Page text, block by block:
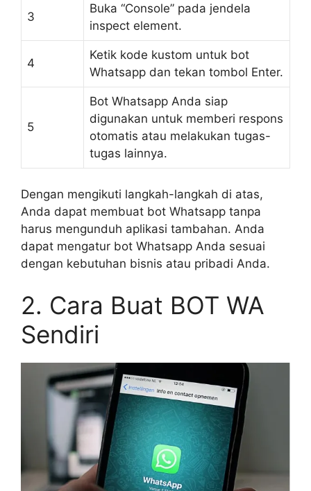
3
Buka “Console” pada jendela
inspect element.
4
Ketik kode kustom untuk bot
Whatsapp dan tekan tombol Enter.
5
Bot Whatsapp Anda siap
digunakan untuk memberi respons
otomatis atau melakukan tugas-
tugas lainnya.
Dengan mengikuti langkah-langkah di atas,
Anda dapat membuat bot Whatsapp tanpa
harus mengunduh aplikasi tambahan. Anda
dapat mengatur bot Whatsapp Anda sesuai
dengan kebutuhan bisnis atau pribadi Anda.
2. Cara Buat BOT WA
Sendiri